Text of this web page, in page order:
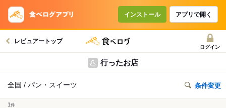
インストール アプリで開く
レビュアートップ
ログイン
行ったお店
全国 / パン・スイーツ 条件変更
1 件